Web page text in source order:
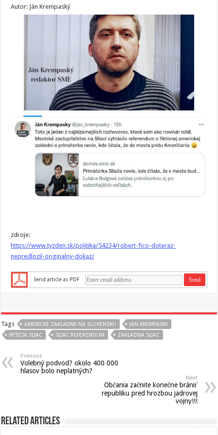
Autor: Ján Krempaský
zdroje:
https://www.tyzden.sk/politika/54234/robert-fico-doteraz-
nepredlozil-originalny-dokaz/
Send article as PDF
Tags AMERICKE ZAKLADNE NA SLOVENSKU
JAN KREMPASKY
PETICIA SLIAC
SLIAC REFERENDUM ZAKLADNA SLIAC
Previous
Volebný podvod? okolo 400 000
hlasov bolo neplatných?
Next
Občania začnite konečne brániť
republiku pred hrozbou jadrovej
vojny!!!
Related Articles